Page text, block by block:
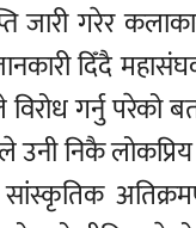
जारी गरेर
दिँदै
गर्नु परेको
निकै लोकप्रिय